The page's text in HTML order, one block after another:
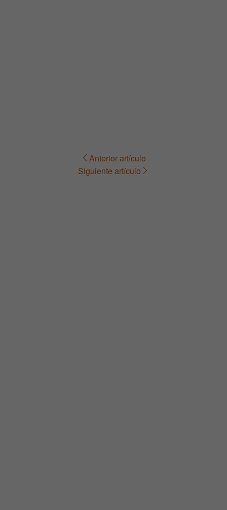
Navegación Anterior artículo
Siguiente artículo